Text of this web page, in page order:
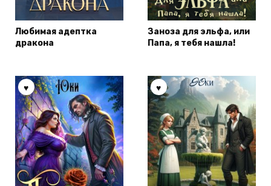
Любимая адептка
дракона
Заноза для эльфа, или
Папа, я тебя нашла!